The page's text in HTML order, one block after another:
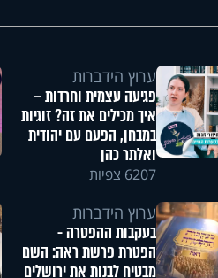
ערוץ הידברות
פגיעה עצמית וחרדות –
איך מכילים את זה? זוגיות
במבחן, הפעם עם יהודית
ואלתר כהן
6207 צפיות
ערוץ הידברות
בעקבות ההפטרה -
הפטרת פרשת ראה: השם
מבטיח לבנות את ירושלים